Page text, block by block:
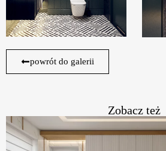
powrót do galerii
Zobacz też